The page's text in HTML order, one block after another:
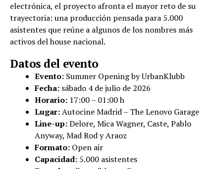
electrónica, el proyecto afronta el mayor reto de su
trayectoria: una producción pensada para 5.000
asistentes que reúne a algunos de los nombres más
activos del house nacional.
Datos del evento
Evento: Summer Opening by UrbanKlubb
Fecha: sábado 4 de julio de 2026
Horario: 17:00 – 01:00 h
Lugar:Autocine Madrid – The Lenovo Garage
Line-up:Delore, Mica Wagner, Caste, Pablo
Anyway, Mad Rod y Araoz
Formato: Open air
Capacidad: 5.000 asistentes